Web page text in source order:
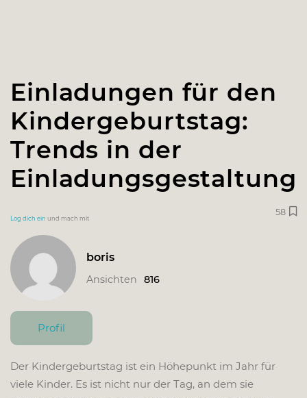
Einladungen für den
Kindergeburtstag:
Trends in der
Einladungsgestaltung
Log dich ein und mach mit
58
boris
Ansichten 816
Profil
Der Kindergeburtstag ist ein Höhepunkt im Jahr für
viele Kinder. Es ist nicht nur der Tag, an dem sie